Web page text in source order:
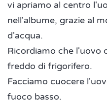
vi apriamo al centro
nell'albume, grazie al
d'acqua.
Ricordiamo che l'uovo
freddo di frigorifero.
Facciamo cuocere
fuoco basso.